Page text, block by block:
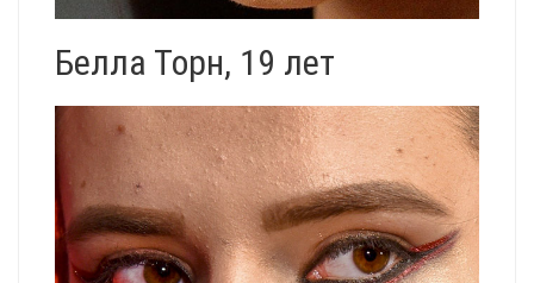
Белла Торн, 19 лет